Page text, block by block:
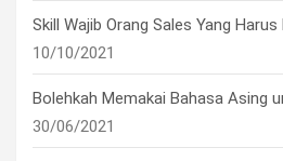
Skill Wajib Orang Sales Yang Harus
10/10/2021
Bolehkah Memakai Bahasa Asing
30/06/2021